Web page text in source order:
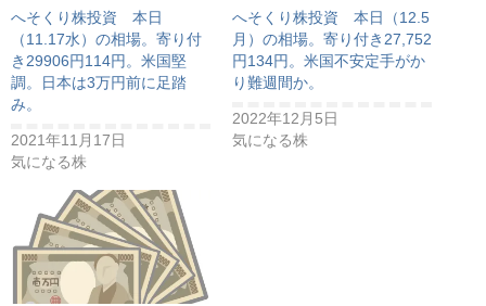
へそくり株投資 本日
（11.17水）の相場。寄り付
き29906円114円。米国堅
調。日本は3万円前に足踏
み。
2021年11月17日
気になる株
へそくり株投資 本日（12.5
月）の相場。寄り付き27,752
円134円。米国不安定手がか
り難週間か。
2022年12月5日
気になる株